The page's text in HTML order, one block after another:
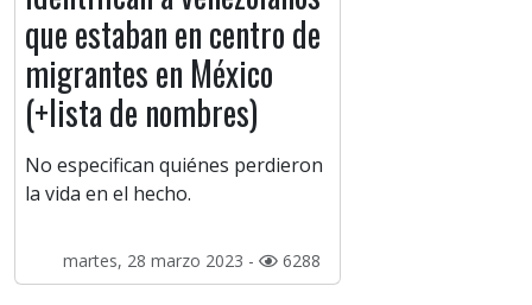
que estaban en centro de
migrantes en México
(+lista de nombres)
No especifican quiénes perdieron
la vida en el hecho.
martes, 28 marzo 2023 - 6288